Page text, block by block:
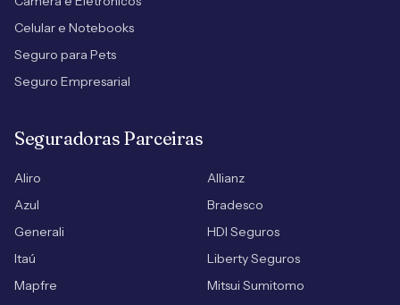
Celular e Notebooks
Seguro para Pets
Seguro Empresarial
Seguradoras Parceiras
Aliro
Allianz
Azul
Bradesco
Generali
HDI Seguros
Itaú
Liberty Seguros
Mapfre
Mitsui Sumitomo